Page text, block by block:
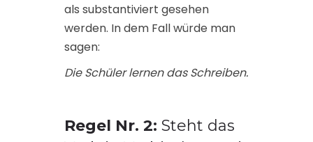
als substantiviert gesehen
werden. In dem Fall würde man
sagen:
Die Schüler lernen das Schreiben.
Regel Nr. 2: Steht das